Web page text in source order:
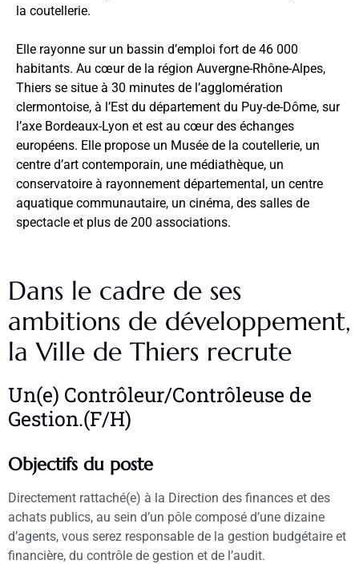
la coutellerie.
Elle rayonne sur un bassin d’emploi fort de 46 000
habitants. Au cœur de la région Auvergne-Rhône-Alpes,
Thiers se situe à 30 minutes de l’agglomération
clermontoise, à l’Est du département du Puy-de-Dôme, sur
l’axe Bordeaux-Lyon et est au cœur des échanges
européens. Elle propose un Musée de la coutellerie, un
centre d’art contemporain, une médiathèque, un
conservatoire à rayonnement départemental, un centre
aquatique communautaire, un cinéma, des salles de
spectacle et plus de 200 associations.
Dans le cadre de ses
ambitions de développement,
la Ville de Thiers recrute
Un(e) Contrôleur/Contrôleuse de
Gestion.(F/H)
Objectifs du poste
Directement rattaché(e) à la Direction des finances et des
achats publics, au sein d’un pôle composé d’une dizaine
d’agents, vous serez responsable de la gestion budgétaire et
financière, du contrôle de gestion et de l’audit.